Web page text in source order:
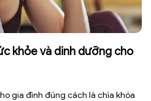
khỏe và dinh dưỡng cho
gia đình đúng cách là chìa khóa